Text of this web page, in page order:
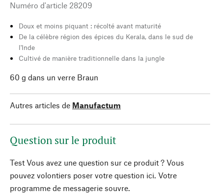
Numéro d'article 28209
Doux et moins piquant : récolté avant maturité
De la célèbre région des épices du Kerala, dans le sud de
l'Inde
Cultivé de manière traditionnelle dans la jungle
60 g dans un verre Braun
Autres articles de Manufactum
Question sur le produit
Test Vous avez une question sur ce produit ? Vous
pouvez volontiers poser votre question ici. Votre
programme de messagerie souvre.